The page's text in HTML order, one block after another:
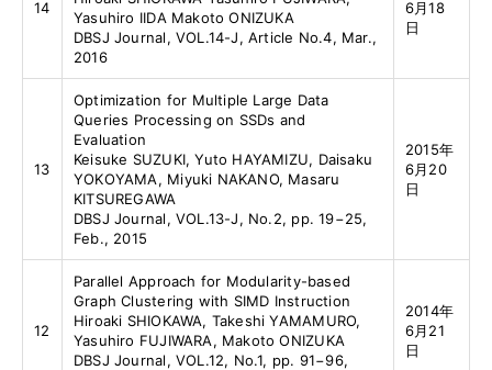
14
Yasuhiro IIDA Makoto ONIZUKA
DBSJ Journal, VOL.14-J, Article No.4, Mar.,
2016
6月18
日
13
Optimization for Multiple Large Data
Queries Processing on SSDs and
Evaluation
Keisuke SUZUKI, Yuto HAYAMIZU, Daisaku
YOKOYAMA, Miyuki NAKANO, Masaru
KITSUREGAWA
DBSJ Journal, VOL.13-J, No.2, pp. 19−25,
Feb., 2015
2015年
6月20
日
12
Parallel Approach for Modularity-based
Graph Clustering with SIMD Instruction
Hiroaki SHIOKAWA, Takeshi YAMAMURO,
Yasuhiro FUJIWARA, Makoto ONIZUKA
DBSJ Journal, VOL.12, No.1, pp. 91−96,
2014年
6月21
日